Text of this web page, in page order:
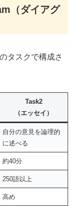
（ダイアグ
タスクで構成さ
Task2
（エッセイ）
自分の意見を論理的
に述べる
約40分
250語以上
高め